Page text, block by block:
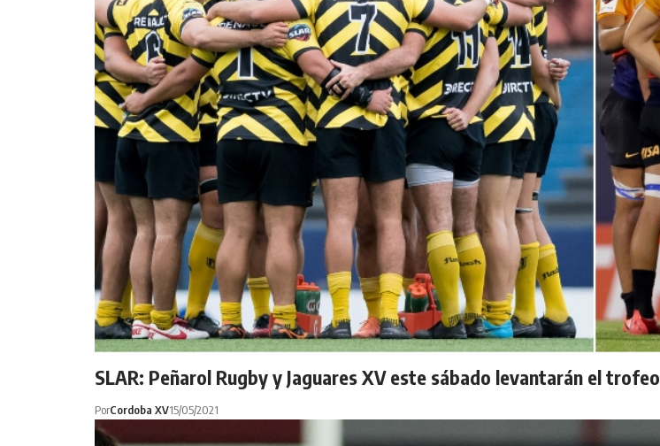
SLAR: Peñarol Rugby y Jaguares XV este sábado levantarán el trofeo
PorCordoba XV15/05/2021